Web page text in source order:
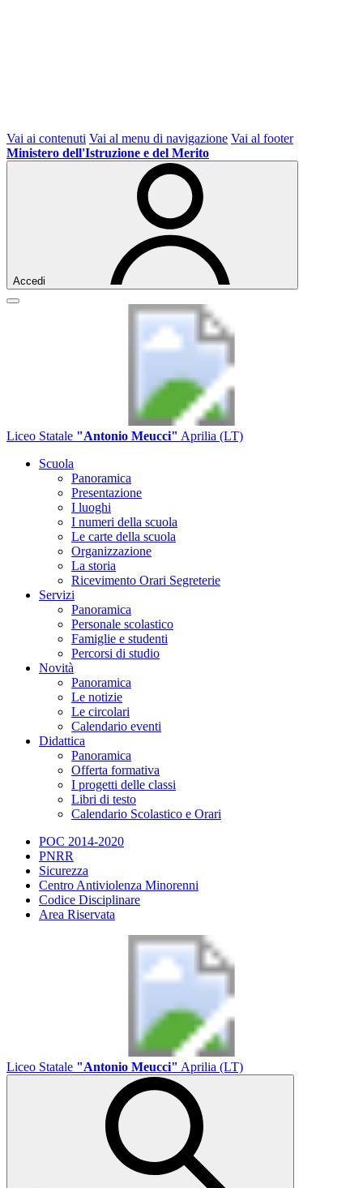
Vai ai contenuti Vai al menu di navigazione Vai al footer
Ministero dell'Istruzione e del Merito
Accedi
Liceo Statale "Antonio Meucci" Aprilia (LT)
Scuola
Panoramica
Presentazione
I luoghi
I numeri della scuola
Le carte della scuola
Organizzazione
La storia
Ricevimento Orari Segreterie
Servizi
Panoramica
Personale scolastico
Famiglie e studenti
Percorsi di studio
Novità
Panoramica
Le notizie
Le circolari
Calendario eventi
Didattica
Panoramica
Offerta formativa
I progetti delle classi
Libri di testo
Calendario Scolastico e Orari
POC 2014-2020
PNRR
Sicurezza
Centro Antiviolenza Minorenni
Codice Disciplinare
Area Riservata
Liceo Statale "Antonio Meucci" Aprilia (LT)